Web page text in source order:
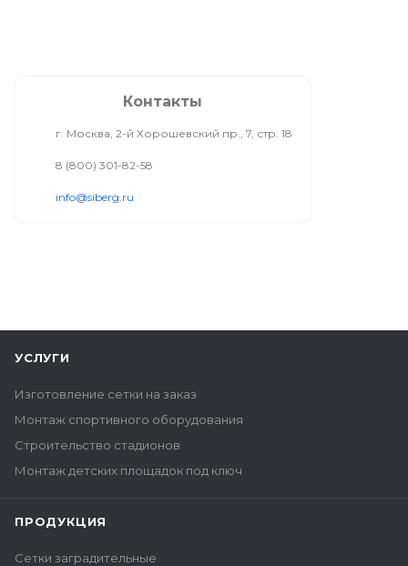
Контакты
г. Москва, 2-й Хорошевский пр., 7, стр. 18
8 (800) 301-82-58
info@siberg.ru
УСЛУГИ
Изготовление сетки на заказ
Монтаж спортивного оборудования
Строительство стадионов
Монтаж детских площадок под ключ
ПРОДУКЦИЯ
Сетки заградительные